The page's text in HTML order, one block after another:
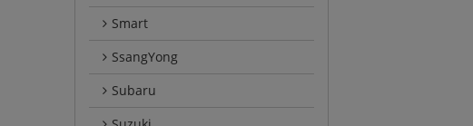
Smart
SsangYong
Subaru